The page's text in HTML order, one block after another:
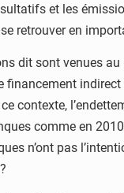
et les
retrouver en
dit sont venues
comme en
n’ont pas